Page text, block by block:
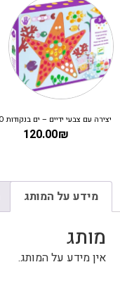
יצירה עם צבעי ידיים – ים בנקודות DJECO
120.00₪
מידע על המותג
מותג
אין מידע על המותג.